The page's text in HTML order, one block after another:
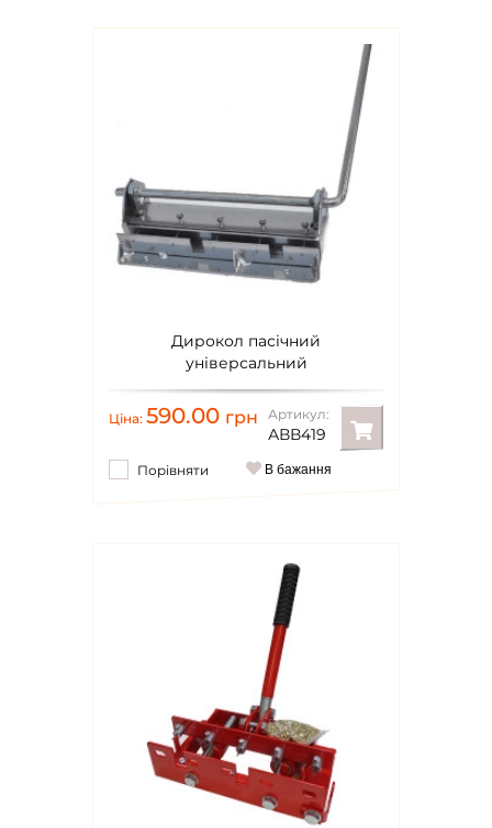
Дирокол пасічний
універсальний
Ціна: 590.00 грн Артикул:
АВВ419
Порівняти В бажання